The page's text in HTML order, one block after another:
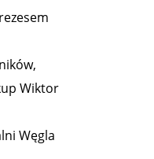
Wiktor
Węgla